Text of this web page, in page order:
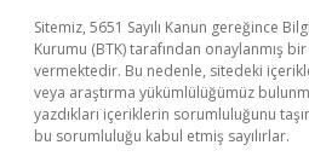
Sitemiz, 5651 Sayılı Kanun gereğince
Kurumu (BTK) tarafından onaylanmış
vermektedir. Bu nedenle, sitedeki
veya araştırma yükümlülüğümüz
yazdıkları içeriklerin sorumluluğunu
bu sorumluluğu kabul etmiş sayılırlar.